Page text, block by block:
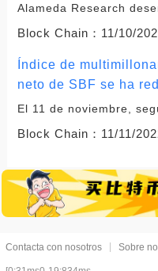
Alameda Research
Block Chain： 11/10/
Índice de
neto de SBF se ha
El 11 de noviembre,
Block Chain： 11/11/
Contacta con nosotros Sobre